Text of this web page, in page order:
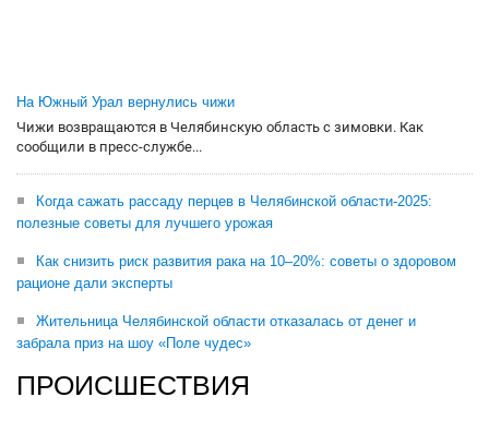
На Южный Урал вернулись чижи
Чижи возвращаются в Челябинскую область с зимовки. Как
сообщили в пресс-службе...
Когда сажать рассаду перцев в Челябинской области-2025:
полезные советы для лучшего урожая
Как снизить риск развития рака на 10–20%: советы о здоровом
рационе дали эксперты
Жительница Челябинской области отказалась от денег и
забрала приз на шоу «Поле чудес»
ПРОИСШЕСТВИЯ